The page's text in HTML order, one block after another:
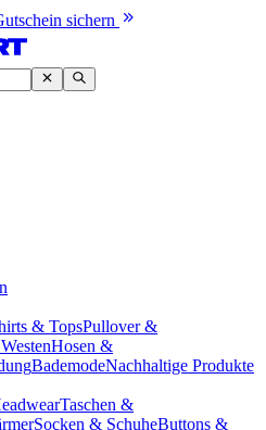
sichern
& TopsPullover &
Hosen &
BademodeNachhaltige Produkte
Taschen &
Socken & SchuheButtons &